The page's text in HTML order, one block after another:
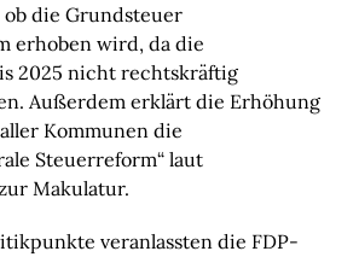
die Grundsteuer
erhoben wird, da die
2025 nicht rechtskräftig
Außerdem erklärt die Erhöhung
Kommunen die
Steuerreform“ laut
Makulatur.
veranlassten die FDP-